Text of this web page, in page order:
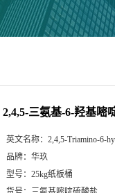
2,4,5-三氨基-6-羟基嘧
英文名称： 2,4,5-Triamino-6-
品牌： 华玖
型号： 25kg纸板桶